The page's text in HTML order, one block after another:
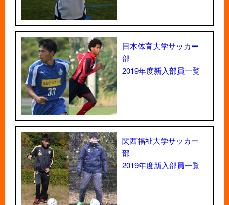
日本体育大学サッカー
部
2019年度新入部員一覧
関西福祉大学サッカー
部
2019年度新入部員一覧